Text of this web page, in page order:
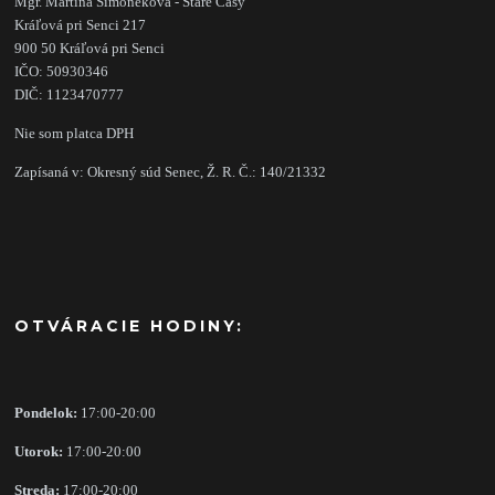
Kráľová pri Senci 217
900 50 Kráľová pri Senci
IČO: 50930346
DIČ: 1123470777
Nie som platca DPH
Zapísaná v: Okresný súd Senec, Ž. R. Č.: 140/21332
OTVÁRACIE HODINY:
Pondelok: 17:00-20:00
Utorok: 17:00-20:00
Streda: 17:00-20:00